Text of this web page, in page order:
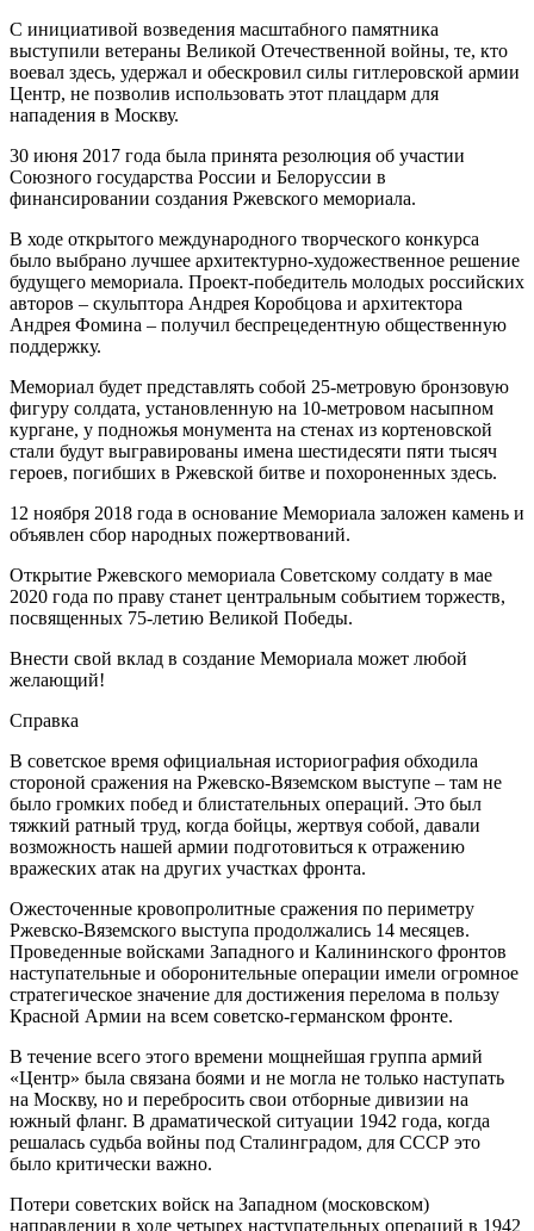
С инициативой возведения масштабного памятника
выступили ветераны Великой Отечественной войны, те, кто
воевал здесь, удержал и обескровил силы гитлеровской армии
Центр, не позволив использовать этот плацдарм для
нападения в Москву.
30 июня 2017 года была принята резолюция об участии
Союзного государства России и Белоруссии в
финансировании создания Ржевского мемориала.
В ходе открытого международного творческого конкурса
было выбрано лучшее архитектурно-художественное решение
будущего мемориала. Проект-победитель молодых российских
авторов – скульптора Андрея Коробцова и архитектора
Андрея Фомина – получил беспрецедентную общественную
поддержку.
Мемориал будет представлять собой 25-метровую бронзовую
фигуру солдата, установленную на 10-метровом насыпном
кургане, у подножья монумента на стенах из кортеновской
стали будут выгравированы имена шестидесяти пяти тысяч
героев, погибших в Ржевской битве и похороненных здесь.
12 ноября 2018 года в основание Мемориала заложен камень и
объявлен сбор народных пожертвований.
Открытие Ржевского мемориала Советскому солдату в мае
2020 года по праву станет центральным событием торжеств,
посвященных 75-летию Великой Победы.
Внести свой вклад в создание Мемориала может любой
желающий!
Справка
В советское время официальная историография обходила
стороной сражения на Ржевско-Вяземском выступе – там не
было громких побед и блистательных операций. Это был
тяжкий ратный труд, когда бойцы, жертвуя собой, давали
возможность нашей армии подготовиться к отражению
вражеских атак на других участках фронта.
Ожесточенные кровопролитные сражения по периметру
Ржевско-Вяземского выступа продолжались 14 месяцев.
Проведенные войсками Западного и Калининского фронтов
наступательные и оборонительные операции имели огромное
стратегическое значение для достижения перелома в пользу
Красной Армии на всем советско-германском фронте.
В течение всего этого времени мощнейшая группа армий
«Центр» была связана боями и не могла не только наступать
на Москву, но и перебросить свои отборные дивизии на
южный фланг. В драматической ситуации 1942 года, когда
решалась судьба войны под Сталинградом, для СССР это
было критически важно.
Потери советских войск на Западном (московском)
направлении в ходе четырех наступательных операций в 1942